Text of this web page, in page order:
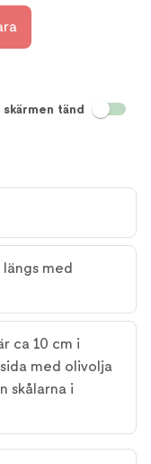
skärmen tänd
med
ca 10 cm i
med olivolja
skålarna i